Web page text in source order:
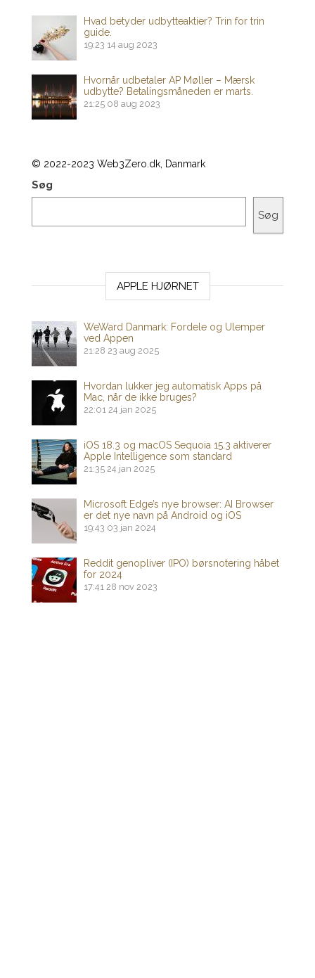
Hvad betyder udbytteaktier? Trin for trin
guide.
19:23 14 aug 2023
Hvornår udbetaler AP Møller – Mærsk
udbytte? Betalingsmåneden er marts.
21:25 08 aug 2023
© 2022-2023 Web3Zero.dk, Danmark
Søg
Søg
APPLE HJØRNET
WeWard Danmark: Fordele og Ulemper
ved Appen
21:28 23 aug 2025
Hvordan lukker jeg automatisk Apps på
Mac, når de ikke bruges?
22:01 24 jan 2025
iOS 18.3 og macOS Sequoia 15.3 aktiverer
Apple Intelligence som standard
21:35 24 jan 2025
Microsoft Edge’s nye browser: AI Browser
er det nye navn på Android og iOS
19:43 03 jan 2024
Reddit genopliver (IPO) børsnotering håbet
for 2024
17:41 28 nov 2023